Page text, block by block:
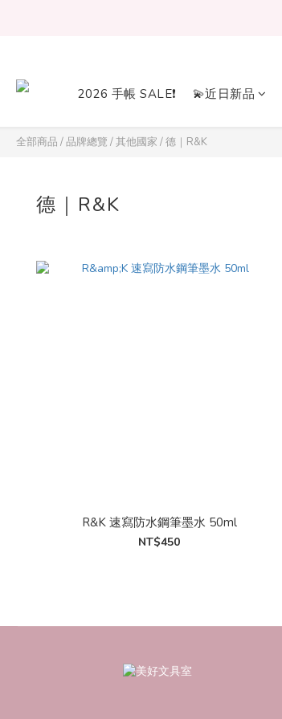
2026 手帳 SALE❗ 💫近日新品
全部商品 /品牌總覽 /其他國家 /德｜R&K
德｜R&K
R&K 速寫防水鋼筆墨水 50ml
NT$450